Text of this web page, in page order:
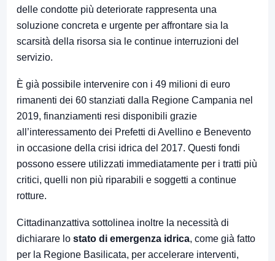
delle condotte più deteriorate rappresenta una
soluzione concreta e urgente per affrontare sia la
scarsità della risorsa sia le continue interruzioni del
servizio.
È già possibile intervenire con i 49 milioni di euro
rimanenti dei 60 stanziati dalla Regione Campania nel
2019, finanziamenti resi disponibili grazie
all’interessamento dei Prefetti di Avellino e Benevento
in occasione della crisi idrica del 2017. Questi fondi
possono essere utilizzati immediatamente per i tratti più
critici, quelli non più riparabili e soggetti a continue
rotture.
Cittadinanzattiva sottolinea inoltre la necessità di
dichiarare lo stato di emergenza idrica, come già fatto
per la Regione Basilicata, per accelerare interventi,